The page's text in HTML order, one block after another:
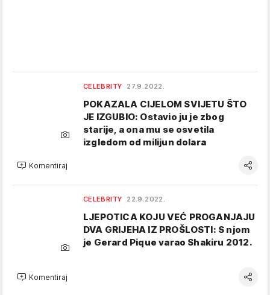
CELEBRITY 27.9.2022.
POKAZALA CIJELOM SVIJETU ŠTO
JE IZGUBIO: Ostavio ju je zbog
starije, a ona mu se osvetila
izgledom od milijun dolara
Komentiraj
CELEBRITY 22.9.2022.
LJEPOTICA KOJU VEĆ PROGANJAJU
DVA GRIJEHA IZ PROŠLOSTI: S njom
je Gerard Pique varao Shakiru 2012.
Komentiraj